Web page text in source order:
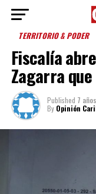
TERRITORIO & PODER
Fiscalía
Zagarra
Published 7
By Opinión